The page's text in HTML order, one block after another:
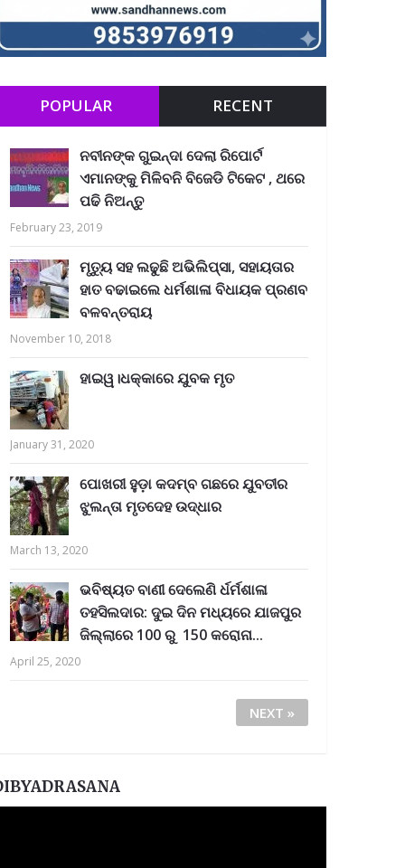
POPULAR RECENT
ନବୀନଙ୍କ ଗୁଇନ୍ଦା ଦେଲା ରିପୋର୍ଟ
ଏମାନଙ୍କୁ ମିଳିବନି ବିଜେଡି ଟିକେଟ , ଥରେ
ପଢି ନିଅନ୍ତୁ
February 23, 2019
ମୃତ୍ୟୁ ସହ ଲଢୁଛି ଅଭିଲିପ୍ସା, ସହାୟତାର
ହାତ ବଢାଇଲେ ଧର୍ମଶାଳା ବିଧାୟକ ପ୍ରଣବ
ବଳବନ୍ତରାୟ
November 10, 2018
ହାଇୱ।ଧକ୍କାରେ ଯୁବକ ମୃତ
January 31, 2020
ପୋଖରୀ ହୁଡ଼ା କଦମ୍ବ ଗଛରେ ଯୁବତୀର
ଝୁଲନ୍ତା ମୃତଦେହ ଉଦ୍ଧାର
March 13, 2020
ଭବିଷ୍ୟତ ବାଣୀ ଦେଲେଣି ର୍ଧର୍ମଶାଳା
ତହସିଲଦାର: ଦୁଇ ଦିନ ମଧ୍ୟରେ ଯାଜପୁର
ଜିଲ୍ଲାରେ 100 ରୁ 150 କରୋନା...
April 25, 2020
NEXT »